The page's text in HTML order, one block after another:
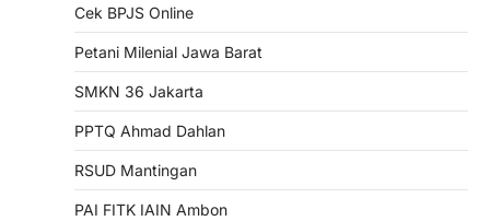
Cek BPJS Online
Petani Milenial Jawa Barat
SMKN 36 Jakarta
PPTQ Ahmad Dahlan
RSUD Mantingan
PAI FITK IAIN Ambon